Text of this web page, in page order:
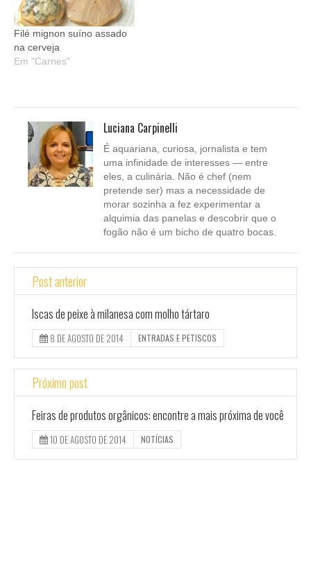
Filé mignon suíno assado
na cerveja
Em "Carnes"
Luciana Carpinelli
É aquariana, curiosa, jornalista e tem
uma infinidade de interesses — entre
eles, a culinária. Não é chef (nem
pretende ser) mas a necessidade de
morar sozinha a fez experimentar a
alquimia das panelas e descobrir que o
fogão não é um bicho de quatro bocas.
Post anterior
Iscas de peixe à milanesa com molho tártaro
8 DE AGOSTO DE 2014 ENTRADAS E PETISCOS
Próximo post
Feiras de produtos orgânicos: encontre a mais próxima de você
10 DE AGOSTO DE 2014 NOTÍCIAS